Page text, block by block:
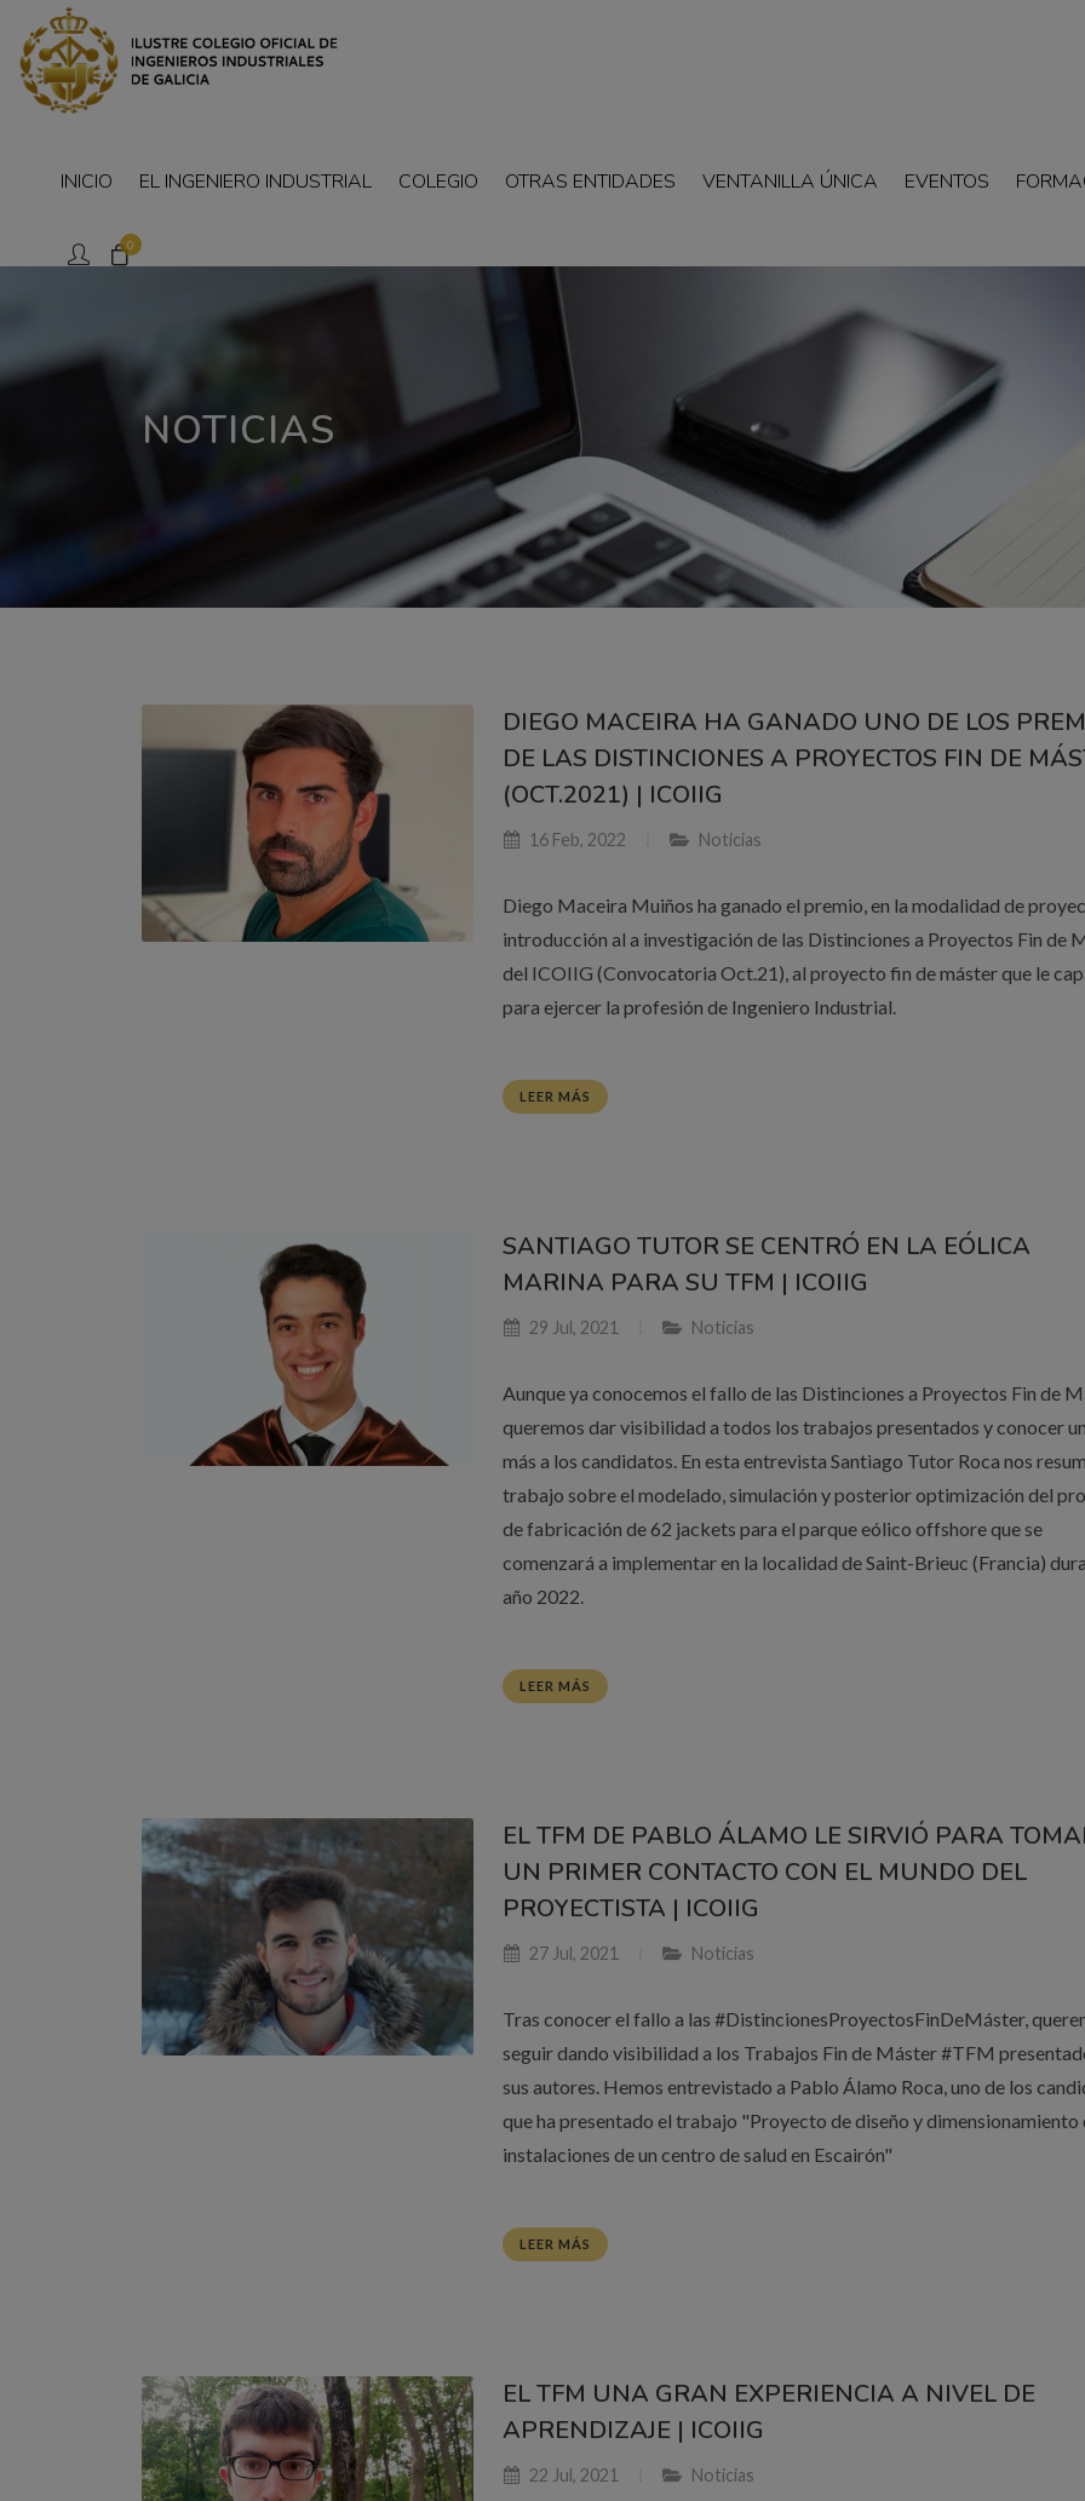
0
INICIO EL INGENIERO INDUSTRIAL COLEGIO OTRAS ENTIDADES VENTANILLA ÚNICA EVENTOS
NOTICIAS
DIEGO MACEIRA HA GANADO UNO DE LOS
DE LAS DISTINCIONES A PROYECTOS FIN DE
(OCT.2021) | ICOIIG
16 Feb, 2022 Noticias
Diego Maceira Muiños ha ganado el premio, en la modalidad de
introducción al a investigación de las Distinciones a Proyectos Fin de
del ICOIIG (Convocatoria Oct.21), al proyecto fin de máster que le
para ejercer la profesión de Ingeniero Industrial.
LEER MÁS
SANTIAGO TUTOR SE CENTRÓ EN LA EÓLICA
MARINA PARA SU TFM | ICOIIG
29 Jul, 2021 Noticias
Aunque ya conocemos el fallo de las Distinciones a Proyectos Fin de
queremos dar visibilidad a todos los trabajos presentados y conocer
más a los candidatos. En esta entrevista Santiago Tutor Roca nos
trabajo sobre el modelado, simulación y posterior optimización del
de fabricación de 62 jackets para el parque eólico offshore que se
comenzará a implementar en la localidad de Saint-Brieuc (Francia)
año 2022.
LEER MÁS
EL TFM DE PABLO ÁLAMO LE SIRVIÓ PARA
UN PRIMER CONTACTO CON EL MUNDO DEL
PROYECTISTA | ICOIIG
27 Jul, 2021 Noticias
Tras conocer el fallo a las #DistincionesProyectosFinDeMáster,
seguir dando visibilidad a los Trabajos Fin de Máster #TFM
sus autores. Hemos entrevistado a Pablo Álamo Roca, uno de los
que ha presentado el trabajo "Proyecto de diseño y dimensionamiento
instalaciones de un centro de salud en Escairón"
LEER MÁS
EL TFM UNA GRAN EXPERIENCIA A NIVEL DE
APRENDIZAJE | ICOIIG
22 Jul, 2021 Noticias